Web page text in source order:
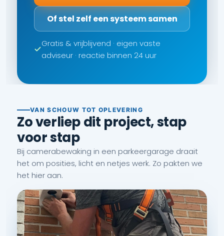
Of stel zelf een systeem samen
Gratis & vrijblijvend · eigen vaste
adviseur · reactie binnen 24 uur
VAN SCHOUW TOT OPLEVERING
Zo verliep dit project, stap
voor stap
Bij camerabewaking in een parkeergarage draait
het om posities, licht en netjes werk. Zo pakten we
het hier aan.